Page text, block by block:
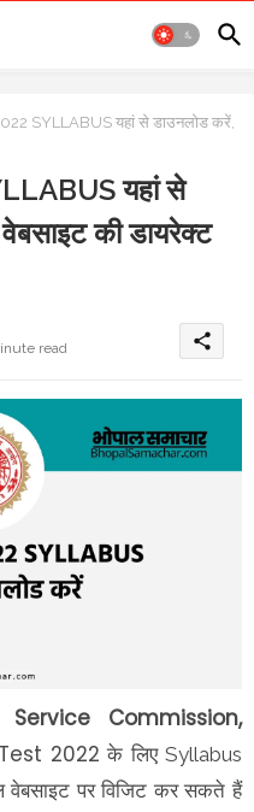
SYLLABUS यहां से डाउनलोड करें,
यहां से
की डायरेक्ट
read share
Commission,
2022 के लिए Syllabus
पर विजिट कर सकते हैं